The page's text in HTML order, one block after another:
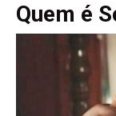
Quem é